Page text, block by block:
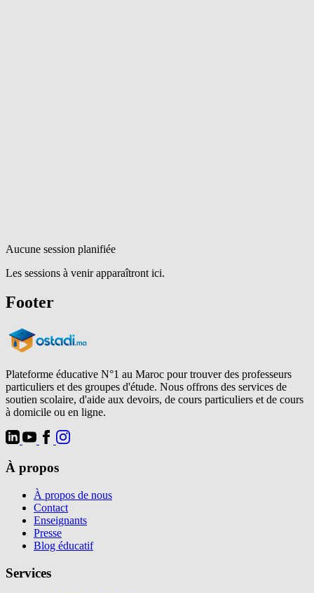
Aucune session planifiée
Les sessions à venir apparaîtront ici.
Footer
Plateforme éducative N°1 au Maroc pour trouver des professeurs
particuliers et des groupes d'étude. Nous offrons des services de
soutien scolaire, d'aide aux devoirs, de cours particuliers et de cours
à domicile ou en ligne.
À propos
À propos de nous
Contact
Enseignants
Presse
Blog éducatif
Services